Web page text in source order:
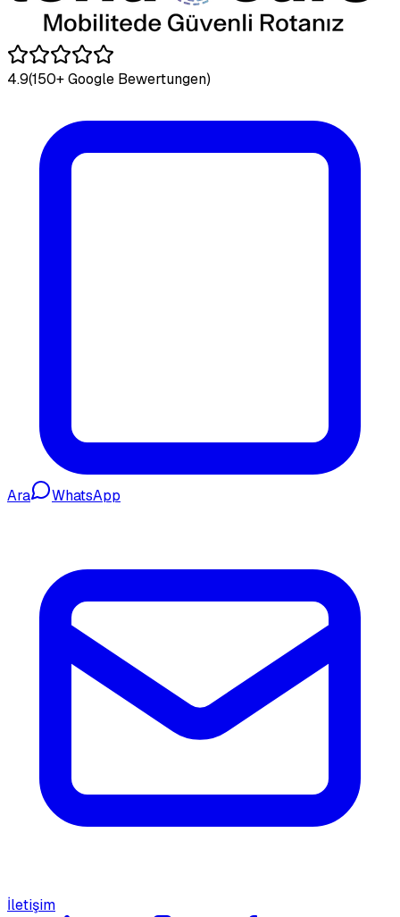
4.9(150+ Google Bewertungen)
Ara WhatsApp
İletişim